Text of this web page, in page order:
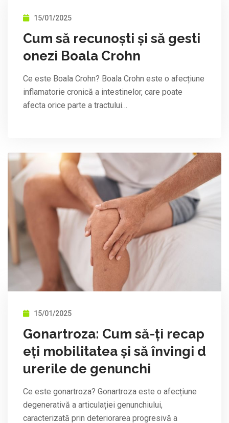
15/01/2025
Cum să recunoști și să gesti
onezi Boala Crohn
Ce este Boala Crohn? Boala Crohn este o afecțiune
inflamatorie cronică a intestinelor, care poate
afecta orice parte a tractului…
15/01/2025
Gonartroza: Cum să-ți recap
eți mobilitatea și să învingi d
urerile de genunchi
Ce este gonartroza? Gonartroza este o afecțiune
degenerativă a articulației genunchiului,
caracterizată prin deteriorarea progresivă a